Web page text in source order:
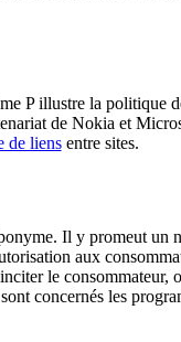
P illustre la politique
de Nokia et
de liensentre sites.
Il y promeut un
aux
le consommateur,
concernés les